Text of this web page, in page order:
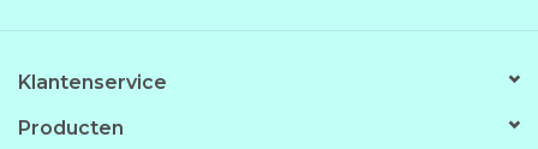
Klantenservice
Producten